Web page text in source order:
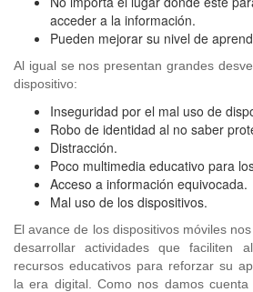
acceder a la información.
Pueden mejorar su nivel de
Al igual se nos presentan grandes
dispositivo:
Inseguridad por el mal uso de
Robo de identidad al no saber
Distracción.
Poco multimedia educativo para
Acceso a información equivocada.
Mal uso de los dispositivos.
El avance de los dispositivos móviles
desarrollar actividades que faciliten
recursos educativos para reforzar su
la era digital. Como nos damos